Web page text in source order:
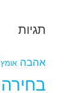
תגיות
אהבה אומץ
בחירה